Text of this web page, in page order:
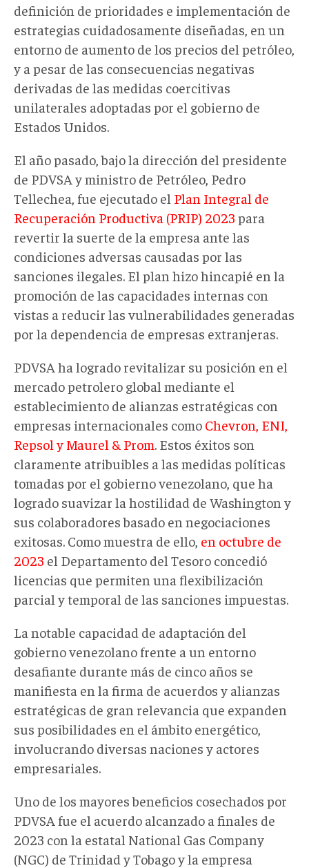
definición de prioridades e implementación de
estrategias cuidadosamente diseñadas, en un
entorno de aumento de los precios del petróleo,
y a pesar de las consecuencias negativas
derivadas de las medidas coercitivas
unilaterales adoptadas por el gobierno de
Estados Unidos.
El año pasado, bajo la dirección del presidente
de PDVSA y ministro de Petróleo, Pedro
Tellechea, fue ejecutado el Plan Integral de
Recuperación Productiva (PRIP) 2023 para
revertir la suerte de la empresa ante las
condiciones adversas causadas por las
sanciones ilegales. El plan hizo hincapié en la
promoción de las capacidades internas con
vistas a reducir las vulnerabilidades generadas
por la dependencia de empresas extranjeras.
PDVSA ha logrado revitalizar su posición en el
mercado petrolero global mediante el
establecimiento de alianzas estratégicas con
empresas internacionales como Chevron, ENI,
Repsol y Maurel & Prom. Estos éxitos son
claramente atribuibles a las medidas políticas
tomadas por el gobierno venezolano, que ha
logrado suavizar la hostilidad de Washington y
sus colaboradores basado en negociaciones
exitosas. Como muestra de ello, en octubre de
2023 el Departamento del Tesoro concedió
licencias que permiten una flexibilización
parcial y temporal de las sanciones impuestas.
La notable capacidad de adaptación del
gobierno venezolano frente a un entorno
desafiante durante más de cinco años se
manifiesta en la firma de acuerdos y alianzas
estratégicas de gran relevancia que expanden
sus posibilidades en el ámbito energético,
involucrando diversas naciones y actores
empresariales.
Uno de los mayores beneficios cosechados por
PDVSA fue el acuerdo alcanzado a finales de
2023 con la estatal National Gas Company
(NGC) de Trinidad y Tobago y la empresa